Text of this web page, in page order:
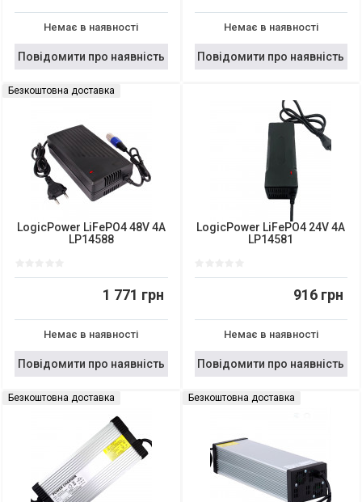
Немає в наявності
Повідомити про наявність
Немає в наявності
Повідомити про наявність
Безкоштовна доставка
LogicPower LiFePO4 48V 4A
LP14588
1 771 грн
Немає в наявності
Повідомити про наявність
LogicPower LiFePO4 24V 4A
LP14581
916 грн
Немає в наявності
Повідомити про наявність
Безкоштовна доставка Безкоштовна доставка